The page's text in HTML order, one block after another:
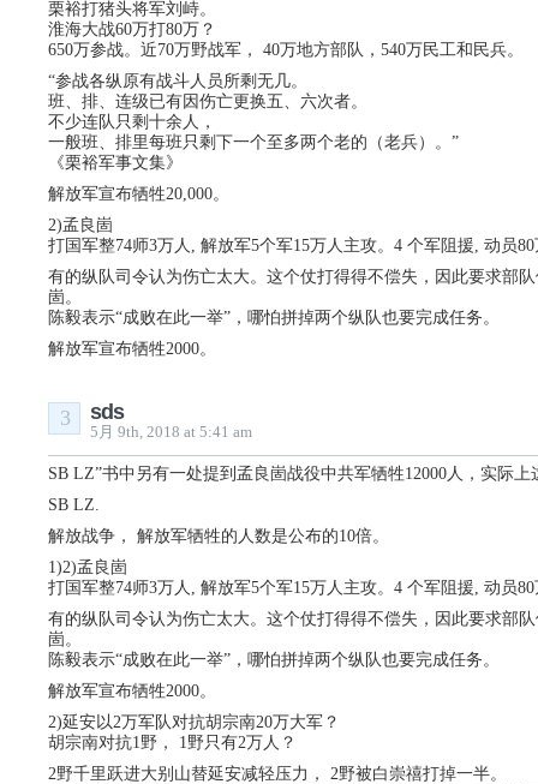
栗裕打猪头将军刘峙。
淮海大战60万打80万？
650万参战。近70万野战军， 40万地方部队，540万民工和民兵。
“参战各纵原有战斗人员所剩无几。
班、排、连级已有因伤亡更换五、六次者。
不少连队只剩十余人，
一般班、排里每班只剩下一个至多两个老的（老兵）。”
《栗裕军事文集》
解放军宣布牺牲20,000。
2)孟良崮
打国军整74师3万人, 解放军5个军15万人主攻。4 个军阻援, 动员
有的纵队司令认为伤亡太大。这个仗打得得不偿失，因此要求部
崮。
陈毅表示“成败在此一举”，哪怕拼掉两个纵队也要完成任务。
解放军宣布牺牲2000。
sds
5月 9th, 2018 at 5:41 am
3
SB LZ”书中另有一处提到孟良崮战役中共军牺牲12000人，实际上
SB LZ.
解放战争， 解放军牺牲的人数是公布的10倍。
1)2)孟良崮
打国军整74师3万人, 解放军5个军15万人主攻。4 个军阻援, 动员
有的纵队司令认为伤亡太大。这个仗打得得不偿失，因此要求部
崮。
陈毅表示“成败在此一举”，哪怕拼掉两个纵队也要完成任务。
解放军宣布牺牲2000。
2)延安以2万军队对抗胡宗南20万大军？
胡宗南对抗1野， 1野只有2万人？
2野千里跃进大别山替延安减轻压力， 2野被白崇禧打掉一半。